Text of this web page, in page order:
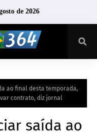
de 2026
ao final desta temporada,
contrato, diz jornal
saída ao